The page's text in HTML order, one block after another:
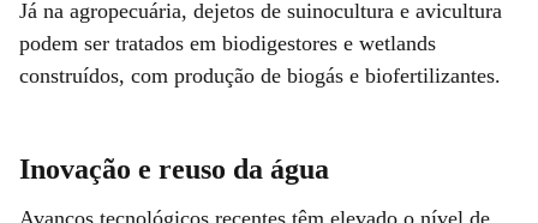
Já na agropecuária, dejetos de suinocultura e avicultura
podem ser tratados em biodigestores e wetlands
construídos, com produção de biogás e biofertilizantes.
Inovação e reuso da água
Avanços tecnológicos recentes têm elevado o nível de